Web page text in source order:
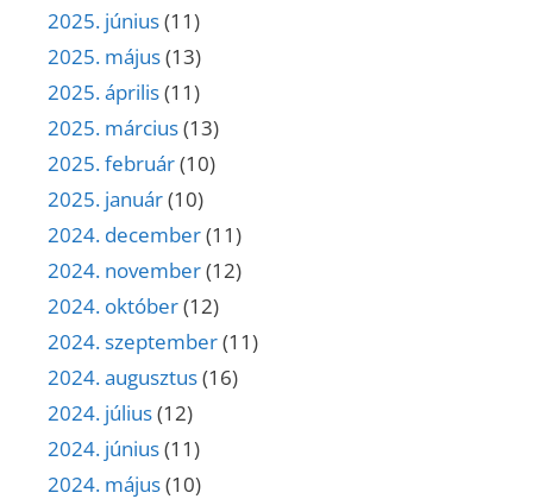
2025. június(11)
2025. május(13)
2025. április(11)
2025. március(13)
2025. február(10)
2025. január(10)
2024. december(11)
2024. november(12)
2024. október(12)
2024. szeptember(11)
2024. augusztus(16)
2024. július(12)
2024. június(11)
2024. május(10)